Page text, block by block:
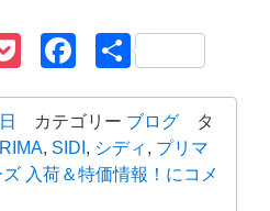
PocketFacebook
共
カテゴリー ブログ
タ
, SIDI , シディ , プリマ
入荷＆特価情報！に コメ